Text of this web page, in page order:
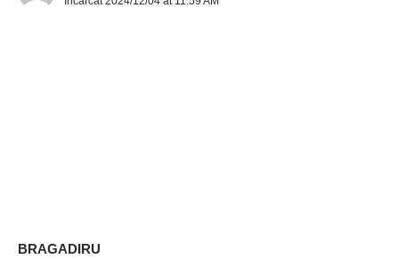
PSD – 420 voturi, 10,76%
BRAGADIRU